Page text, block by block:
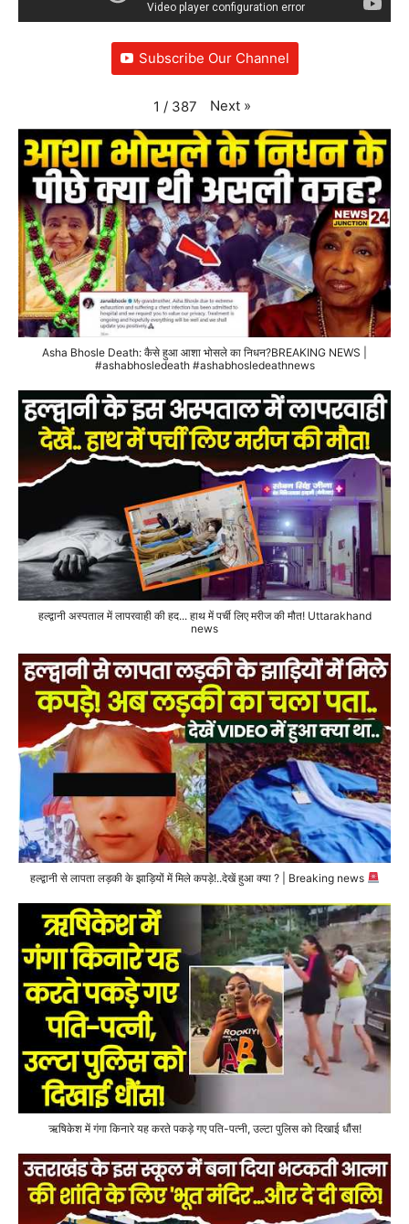
Subscribe Our Channel
1 / 387 Next »
Asha Bhosle Death: कैसे हुआ आशा भोसले का निधन?BREAKING NEWS |
#ashabhosledeath #ashabhosledeathnews
हल्द्वानी अस्पताल में लापरवाही की हद... हाथ में पर्ची लिए मरीज की मौत! Uttarakhand
news
हल्द्वानी से लापता लड़की के झाड़ियों में मिले कपड़े!..देखें हुआ क्या ? | Breaking news
ऋषिकेश में गंगा किनारे यह करते पकड़े गए पति-पत्नी, उल्टा पुलिस को दिखाई धौंस!